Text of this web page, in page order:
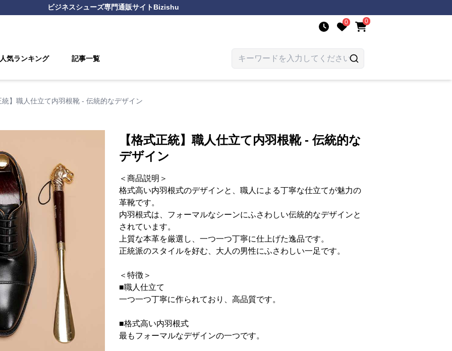
ビジネスシューズ専門通販サイトBizishu
0 0
人気ランキング 記事一覧
統】職人仕立て内羽根靴 - 伝統的なデザイン
【格式正統】職人仕立て内羽根靴 - 伝統的な
デザイン
＜商品説明＞
格式高い内羽根式のデザインと、職人による丁寧な仕立てが魅力の
革靴です。
内羽根式は、フォーマルなシーンにふさわしい伝統的なデザインと
されています。
上質な本革を厳選し、一つ一つ丁寧に仕上げた逸品です。
正統派のスタイルを好む、大人の男性にふさわしい一足です。
＜特徴＞
■職人仕立て
一つ一つ丁寧に作られており、高品質です。
■格式高い内羽根式
最もフォーマルなデザインの一つです。